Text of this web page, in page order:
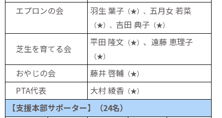
エプロンの会
羽生 葉子 （★）、 五月女 若菜
（★） 、 吉田 典子 （★）
芝生を育てる会
平田 隆文 （★） 、遠藤 恵理子
（★）
おやじの会 藤井 啓輔 （★）
PTA代表 大村 綾香 （★）
【支援本部サポーター】（24名）